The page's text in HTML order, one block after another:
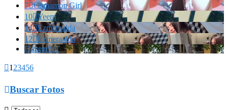
7Cinnamon Girl
10Yeem
14Ezmeraalda
12Ezmeraalda
Davegrhol
1 23456
Buscar Fotos